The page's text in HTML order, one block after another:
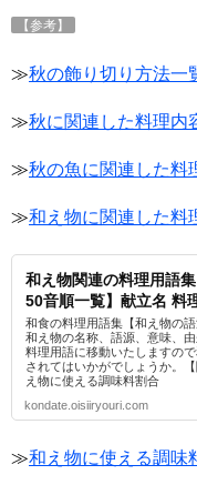
【参考】
≫秋の飾り切り方法一
≫秋に関連した料理内
≫秋の魚に関連した料
≫和え物に関連した料
和え物関連の料理用語
50音順一覧】献立名 料
和食の料理用語集【和え物の
和え物の名称、語源、意味、
料理用語に移動いたしますの
されてはいかがでしょうか。
え物に使える調味料割合
kondate.oisiiryouri.com
≫和え物に使える調味